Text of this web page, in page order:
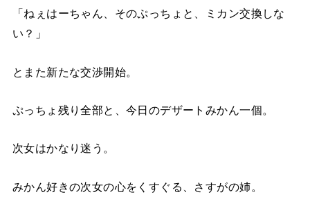
「ねぇはーちゃん、そのぷっちょと、ミカン交換しな
い？」
とまた新たな交渉開始。
ぷっちょ残り全部と、今日のデザートみかん一個。
次女はかなり迷う。
みかん好きの次女の心をくすぐる、さすがの姉。